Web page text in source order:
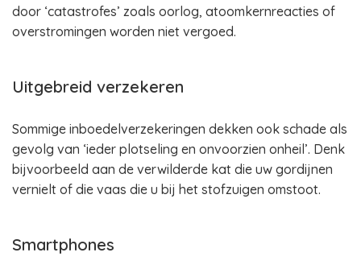
door ‘catastrofes’ zoals oorlog, atoomkernreacties of
overstromingen worden niet vergoed.
Uitgebreid verzekeren
Sommige inboedelverzekeringen dekken ook schade als
gevolg van ‘ieder plotseling en onvoorzien onheil’. Denk
bijvoorbeeld aan de verwilderde kat die uw gordijnen
vernielt of die vaas die u bij het stofzuigen omstoot.
Smartphones